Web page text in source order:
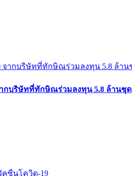
ากบริษัทที่ทักษิณร่วมลงทุน 5.8 ล้านชุด